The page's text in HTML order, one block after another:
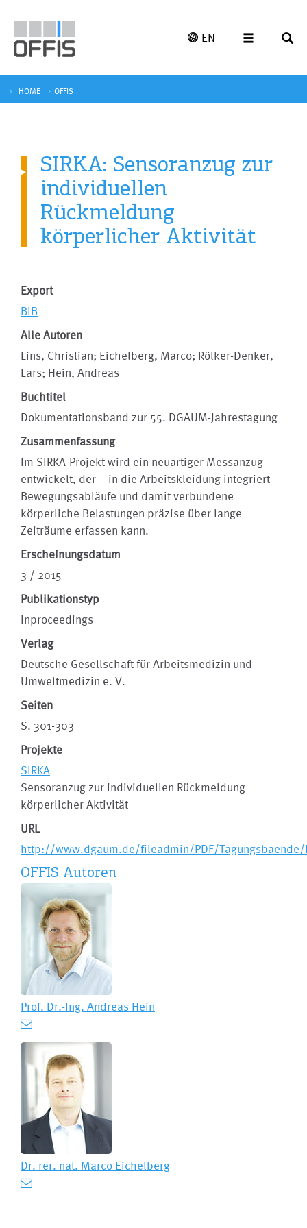
EN
HOME OFFIS
SIRKA: Sensoranzug zur
individuellen
Rückmeldung
körperlicher Aktivität
Export
BIB
Alle Autoren
Lins, Christian; Eichelberg, Marco; Rölker-Denker,
Lars; Hein, Andreas
Buchtitel
Dokumentationsband zur 55. DGAUM-Jahrestagung
Zusammenfassung
Im SIRKA-Projekt wird ein neuartiger Messanzug
entwickelt, der – in die Arbeitskleidung integriert –
Bewegungsabläufe und damit verbundene
körperliche Belastungen präzise über lange
Zeiträume erfassen kann.
Erscheinungsdatum
3 / 2015
Publikationstyp
inproceedings
Verlag
Deutsche Gesellschaft für Arbeitsmedizin und
Umweltmedizin e. V.
Seiten
S. 301-303
Projekte
SIRKA
Sensoranzug zur individuellen Rückmeldung
körperlicher Aktivität
URL
http://www.dgaum.de/fileadmin/PDF/Tagungsbaende/
OFFIS Autoren
Prof. Dr.-Ing. Andreas Hein
Dr. rer. nat. Marco Eichelberg